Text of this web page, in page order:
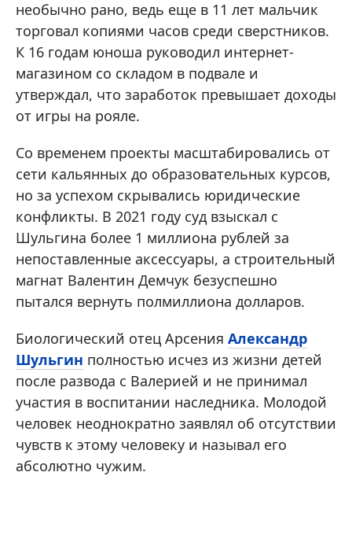
необычно рано, ведь еще в 11 лет мальчик
торговал копиями часов среди сверстников.
К 16 годам юноша руководил интернет-
магазином со складом в подвале и
утверждал, что заработок превышает доходы
от игры на рояле.
Со временем проекты масштабировались от
сети кальянных до образовательных курсов,
но за успехом скрывались юридические
конфликты. В 2021 году суд взыскал с
Шульгина более 1 миллиона рублей за
непоставленные аксессуары, а строительный
магнат Валентин Демчук безуспешно
пытался вернуть полмиллиона долларов.
Биологический отец Арсения Александр
Шульгин полностью исчез из жизни детей
после развода с Валерией и не принимал
участия в воспитании наследника. Молодой
человек неоднократно заявлял об отсутствии
чувств к этому человеку и называл его
абсолютно чужим.